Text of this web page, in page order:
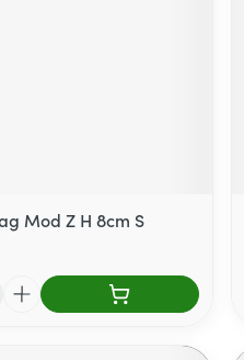
Mod Z H 8cm S